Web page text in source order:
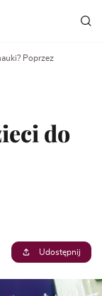
Poprzez
do
Udostępnij